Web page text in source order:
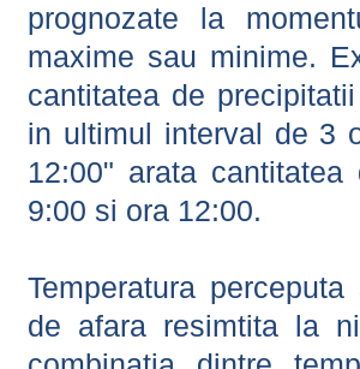
prognozate la
maxime sau minime.
cantitatea de
in ultimul interval de 3
12:00" arata
9:00 si ora 12:00.
Temperatura
de afara resimtita la